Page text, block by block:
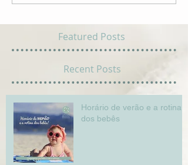
Featured Posts
Recent Posts
Horário de verão e a rotina
dos bebês